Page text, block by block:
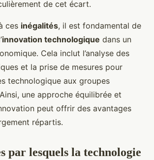
de cet écart.
ces inégalités, il est fondamental de
innovation technologique dans un
Cela inclut l’analyse des
et la prise de mesures pour
technologique aux groupes
une approche équilibrée et
peut offrir des avantages
répartis.
par lesquels la technologie